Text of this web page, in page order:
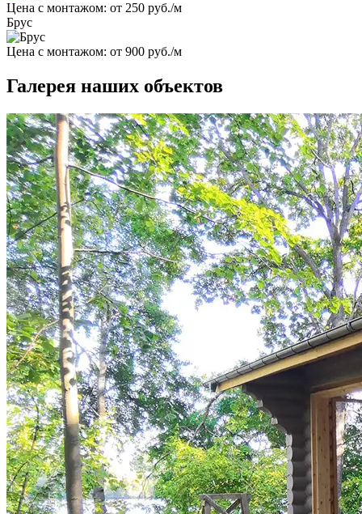
Цена с монтажом: от 250 руб./м
Брус
Цена с монтажом: от 900 руб./м
Галерея наших объектов